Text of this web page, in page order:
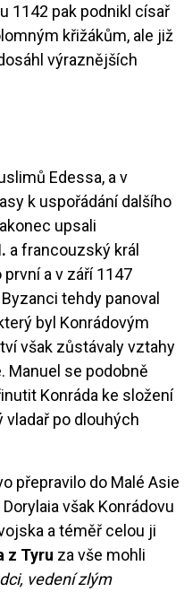
1142 pak podnikl císař
křižákům, ale již
výraznějších
Edessa, a v
k uspořádání dalšího
upsali
a francouzský král
a v září 1147
tehdy panoval
byl Konrádovým
však zůstávaly vztahy
Manuel se podobně
Konráda ke složení
vladař po dlouhých
přepravilo do Malé Asie
však Konrádovu
a téměř celou ji
z Tyru za vše mohli
vedení zlým